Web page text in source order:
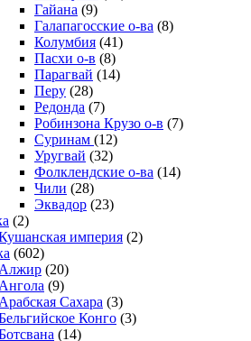
Гайана (9)
Галапагосские о-ва (8)
Колумбия (41)
Пасхи о-в (8)
Парагвай (14)
Перу (28)
Редонда (7)
Робинзона Крузо о-в (7)
Суринам (12)
Уругвай (32)
Фолклендские о-ва (14)
Чили (28)
Эквадор (23)
(2)
империя (2)
(602)
Алжир (20)
Ангола (9)
Арабская Сахара (3)
Конго (3)
(14)